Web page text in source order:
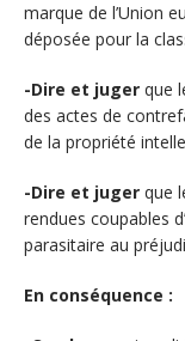
marque de l’Union
déposée pour la
-Dire et juger que
des actes de
de la propriété
-Dire et juger que
rendues coupables
parasitaire au
En conséquence :